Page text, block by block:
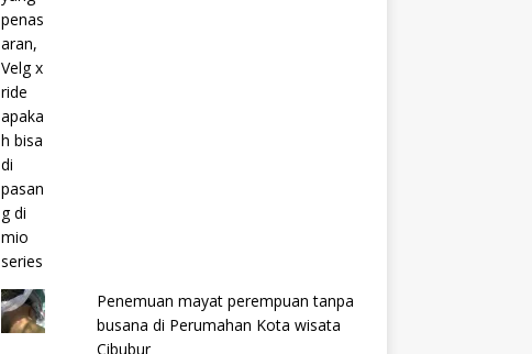
Penemuan mayat perempuan tanpa
busana di Perumahan Kota wisata
Cibubur